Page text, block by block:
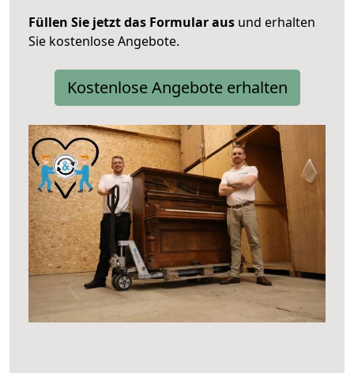
Füllen Sie jetzt das Formular aus und erhalten
Sie kostenlose Angebote.
Kostenlose Angebote erhalten